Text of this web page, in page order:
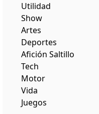
Utilidad
Show
Artes
Deportes
Afición Saltillo
Tech
Motor
Vida
Juegos